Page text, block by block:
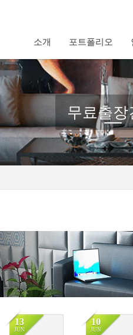
소개 포트폴리오
무료출장
13
JUN
10
JUN